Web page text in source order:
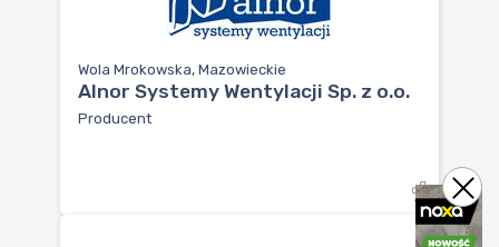
Wola Mrokowska, Mazowieckie
Alnor Systemy Wentylacji Sp. z o.o.
Producent